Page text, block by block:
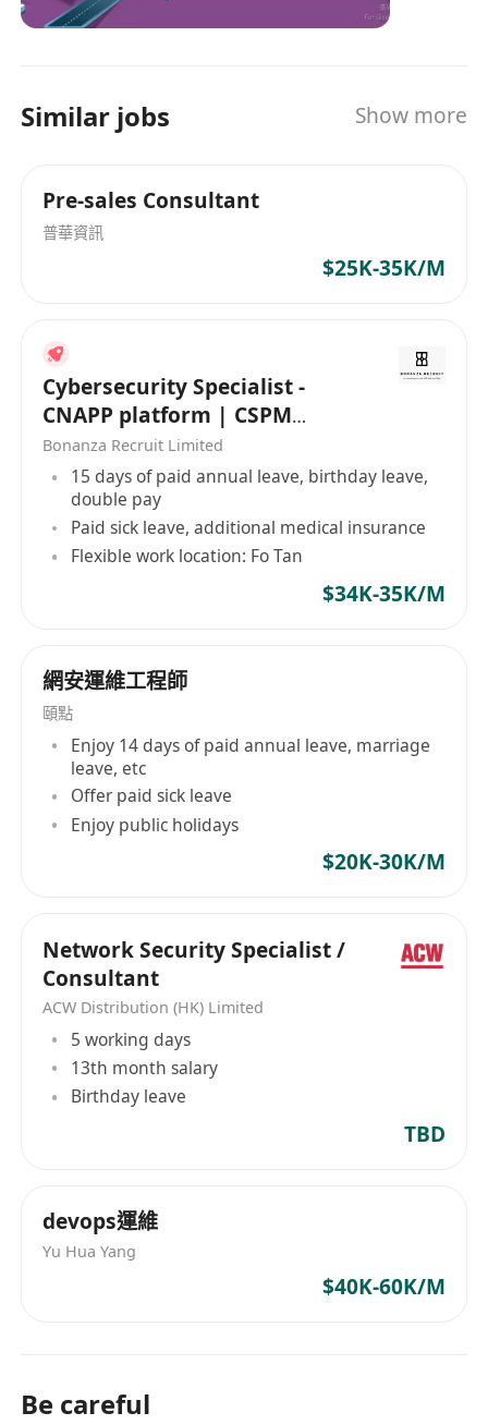
Similar jobs Show more
Pre-sales Consultant
普華資訊
$25K-35K/M
Cybersecurity Specialist -
CNAPP platform | CSPM
(HK$35K x 13 | Fo Tan | 5 days)
Bonanza Recruit Limited
15 days of paid annual leave, birthday leave,
double pay
Paid sick leave, additional medical insurance
Flexible work location: Fo Tan
$34K-35K/M
網安運維工程師
頤點
Enjoy 14 days of paid annual leave, marriage
leave, etc
Offer paid sick leave
Enjoy public holidays
$20K-30K/M
Network Security Specialist /
Consultant
ACW Distribution (HK) Limited
5 working days
13th month salary
Birthday leave
TBD
devops運維
Yu Hua Yang
$40K-60K/M
Be careful